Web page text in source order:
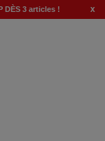
DÈS 3 articles ! x